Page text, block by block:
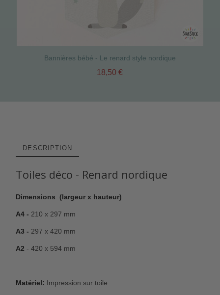
Bannières bébé - Le renard style nordique
18,50 €
DESCRIPTION
Toiles déco - Renard nordique
Dimensions (largeur x hauteur)
A4 - 210 x 297 mm
A3 - 297 x 420 mm
A2 - 420 x 594 mm
Matériel: Impression sur toile